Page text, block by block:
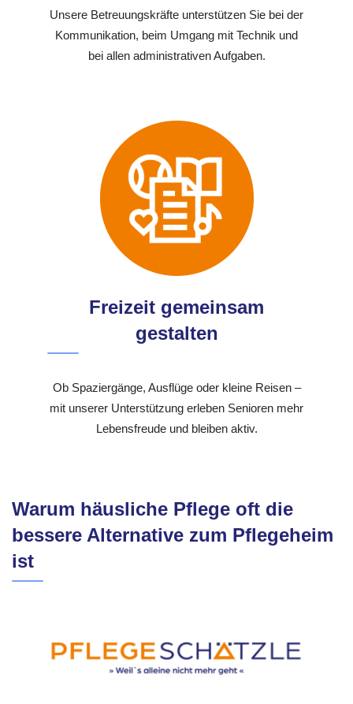
Unsere Betreuungskräfte unterstützen Sie bei der
Kommunikation, beim Umgang mit Technik und
bei allen administrativen Aufgaben.
Freizeit gemeinsam
gestalten
Ob Spaziergänge, Ausflüge oder kleine Reisen –
mit unserer Unterstützung erleben Senioren mehr
Lebensfreude und bleiben aktiv.
Warum häusliche Pflege oft die
bessere Alternative zum Pflegeheim
ist